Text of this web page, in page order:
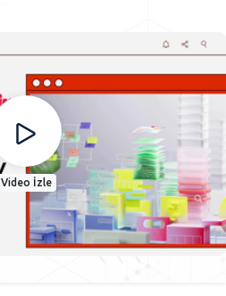
Video İzle